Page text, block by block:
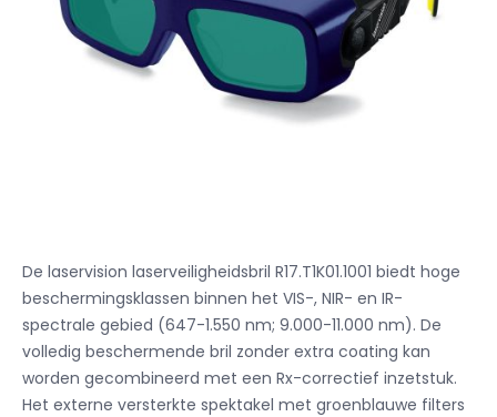
De laservision laserveiligheidsbril R17.T1K01.1001 biedt hoge
beschermingsklassen binnen het VIS-, NIR- en IR-
spectrale gebied (647-1.550 nm; 9.000-11.000 nm). De
volledig beschermende bril zonder extra coating kan
worden gecombineerd met een Rx-correctief inzetstuk.
Het externe versterkte spektakel met groenblauwe filters